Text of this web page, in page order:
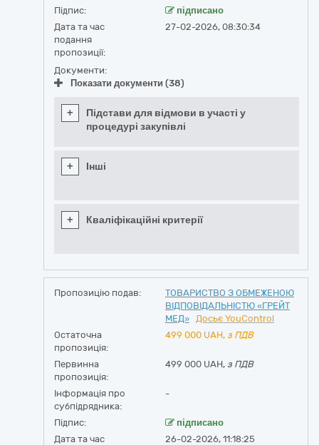
Підпис:
підписано
Дата та час
подання
пропозиції:
27-02-2026, 08:30:34
Документи:
Показати документи (38)
+
Підстави для відмови в участі у
процедурі закупівлі
+ Інші
+ Кваліфікаційні критерії
Пропозицію подав:
ТОВАРИСТВО З ОБМЕЖЕНОЮ
ВІДПОВІДАЛЬНІСТЮ «ГРЕЙТ
МЕД»
Досьє YouControl
Остаточна
пропозиція:
499 000 UAH, з ПДВ
Первинна
пропозиція:
499 000 UAH, з ПДВ
Інформація про
субпідрядника:
-
Підпис:
підписано
Дата та час
26-02-2026, 11:18:25